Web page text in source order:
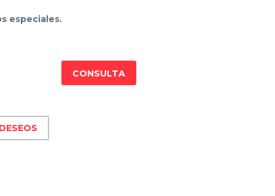
especiales.
CONSULTA